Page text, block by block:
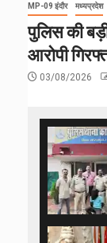
MP-09 इंदौर मध्यप्रदेश
पुलिस की
आरोपी
03/08/2026